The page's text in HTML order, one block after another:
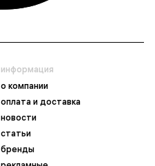
информация
о компании
оплата и доставка
новости
статьи
бренды